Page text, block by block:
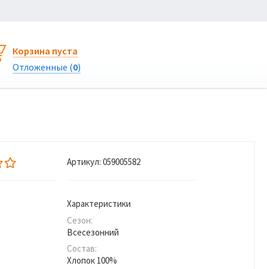
Корзина пуста
Отложенные (0)
Артикул: 059005582
Характеристики
Сезон:
Всесезонний
Состав:
Хлопок 100%